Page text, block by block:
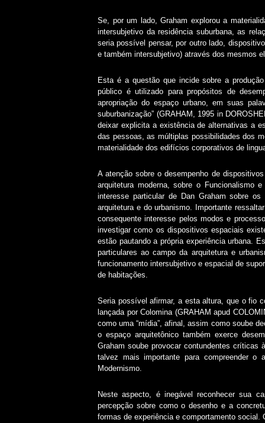
Se, por um lado, Graham explorou a
intersubjetivo da residência suburbana, as
seria possível pensar, por outro lado,
e também intersubjetivo) através dos mesmos
Esta é a questão que incide sobre a
público é utilizado para propósitos de
apropriação do espaço urbano, em suas
suburbanização” (GRAHAM, 1995 in
deixar explicita a existência de alternativas a
das pessoas, as múltiplas possibilidades dos
materialidade dos edifícios corporativos de
A atenção sobre o desempenho de
arquitetura moderna, sobre o Funcionalismo
interesse particular de Dan Graham sobre
arquitetura e do urbanismo. Importante
consequente interesse pelos modos e
investigar como os dispositivos espaciais
estão pautando a própria experiência urbana.
particulares ao campo da arquitetura e
funcionamento intersubjetivo e espacial de
de habitações.
Seria possível afirmar, a esta altura, que o fio
lançada por Colomina (GRAHAM apud
como uma “mídia”, afinal, assim como soube
o espaço arquitetônico também exerce
Graham soube provocar contundentes
talvez mais importante para compreender o
Modernismo.
Neste aspecto, é inegável reconhecer sua
percepção sobre como o desenho e a
formas de experiência e comportamento